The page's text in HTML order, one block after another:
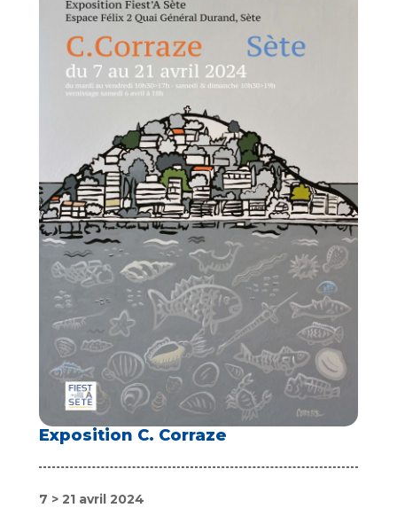
Exposition C. Corraze
7 > 21 avril 2024